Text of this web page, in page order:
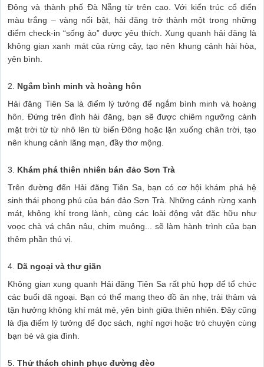
Đông và thành phố Đà Nẵng từ trên cao. Với kiến trúc cổ điển
màu trắng – vàng nổi bật, hải đăng trở thành một trong những
điểm check-in “sống ảo” được yêu thích. Xung quanh hải đăng là
không gian xanh mát của rừng cây, tạo nên khung cảnh hài hòa,
yên bình.
2. Ngắm bình minh và hoàng hôn
Hải đăng Tiên Sa là điểm lý tưởng để ngắm bình minh và hoàng
hôn. Đứng trên đỉnh hải đăng, bạn sẽ được chiêm ngưỡng cảnh
mặt trời từ từ nhô lên từ biển Đông hoặc lặn xuống chân trời, tạo
nên khung cảnh lãng mạn, đầy thơ mộng.
3. Khám phá thiên nhiên bán đảo Sơn Trà
Trên đường đến Hải đăng Tiên Sa, bạn có cơ hội khám phá hệ
sinh thái phong phú của bán đảo Sơn Trà. Những cánh rừng xanh
mát, không khí trong lành, cùng các loài động vật đặc hữu như
voọc chà vá chân nâu, chim muông... sẽ làm hành trình của bạn
thêm phần thú vị.
4. Dã ngoại và thư giãn
Không gian xung quanh Hải đăng Tiên Sa rất phù hợp để tổ chức
các buổi dã ngoại. Bạn có thể mang theo đồ ăn nhẹ, trải thảm và
tận hưởng không khí mát mẻ, yên bình giữa thiên nhiên. Đây cũng
là địa điểm lý tưởng để đọc sách, nghỉ ngơi hoặc trò chuyện cùng
bạn bè và gia đình.
5. Thử thách chinh phục đường đèo